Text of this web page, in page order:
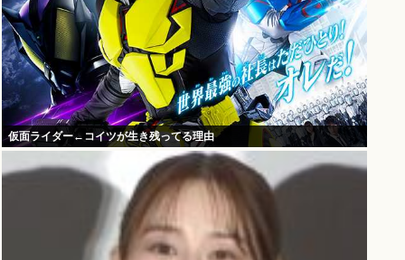
仮面ライダー←コイツが生き残ってる理由